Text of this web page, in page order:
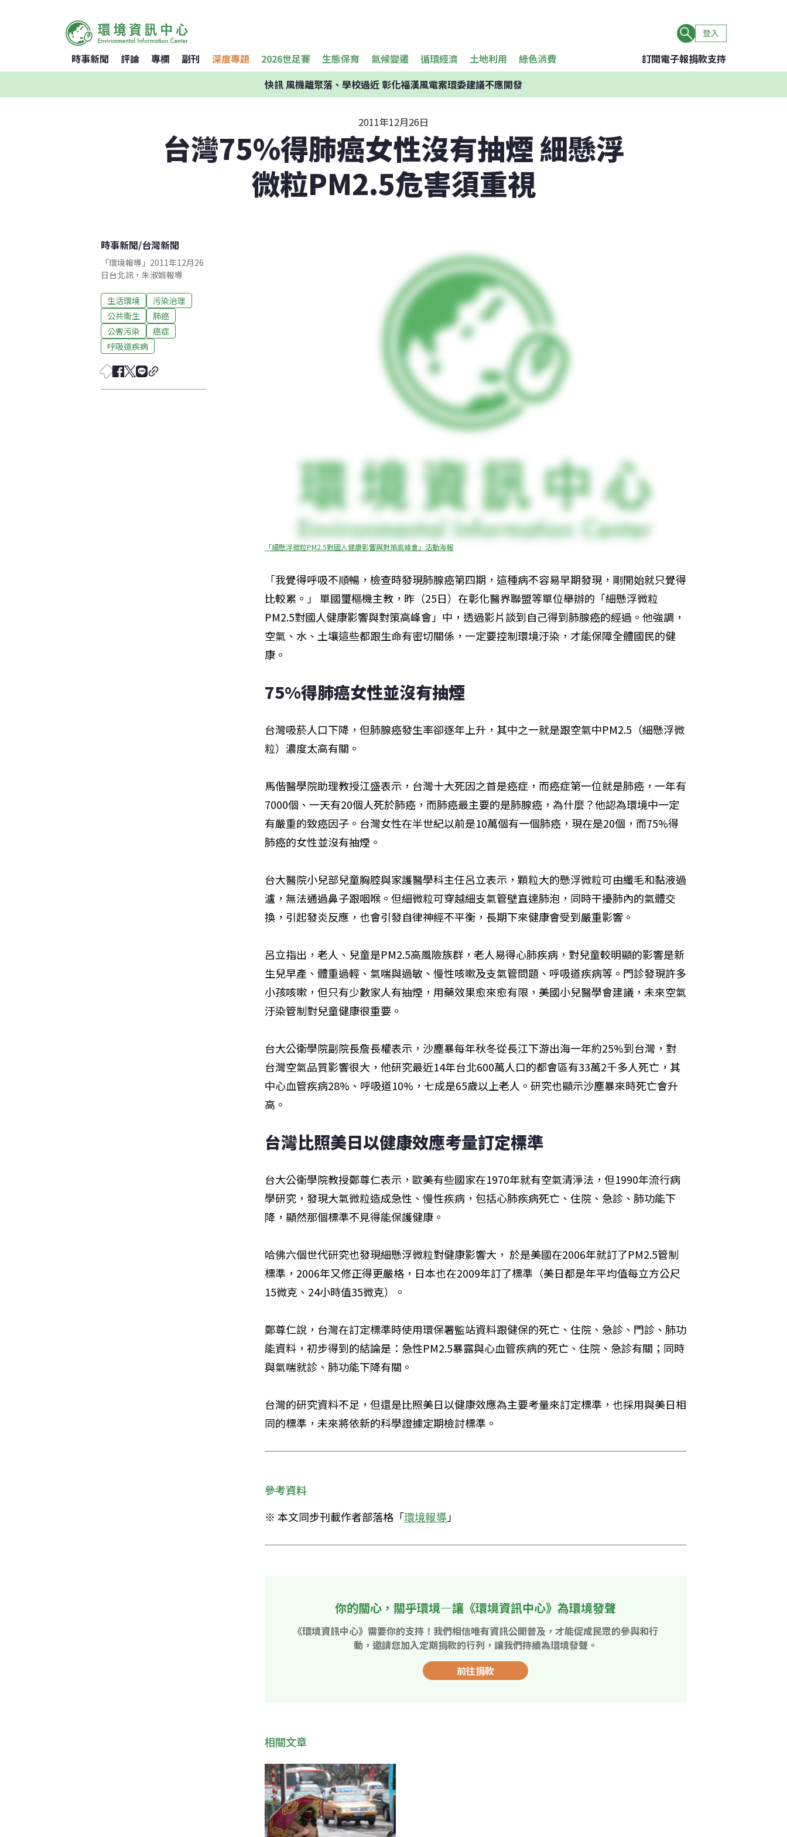
登入
時事新聞 評論 專欄 副刊 深度專題 2026世足賽 生態保育 氣候變遷 循環經濟 土地利用 綠色消費 訂閱電子報捐款支持
快訊風機離聚落、學校過近 彰化福漢風電案環委建議不應開發
2011年12月26日
台灣75%得肺癌女性沒有抽煙 細懸浮
微粒PM2.5危害須重視
時事新聞/台灣新聞
「環境報導」2011年12月26
日台北訊，朱淑娟報導
生活環境
污染治理
公共衛生
肺癌
公害污染
癌症
呼吸道疾病
「細懸浮微粒PM2.5對國人健康影響與對策高峰會」活動海報
「我覺得呼吸不順暢，檢查時發現肺腺癌第四期，這種病不容易早期發現，剛開始就只覺得
比較累。」 單國璽樞機主教，昨（25日）在彰化醫界聯盟等單位舉辦的「細懸浮微粒
PM2.5對國人健康影響與對策高峰會」中，透過影片談到自己得到肺腺癌的經過。他強調，
空氣、水、土壤這些都跟生命有密切關係，一定要控制環境汙染，才能保障全體國民的健
康。
75%得肺癌女性並沒有抽煙
台灣吸菸人口下降，但肺腺癌發生率卻逐年上升，其中之一就是跟空氣中PM2.5（細懸浮微
粒）濃度太高有關。
馬偕醫學院助理教授江盛表示，台灣十大死因之首是癌症，而癌症第一位就是肺癌，一年有
7000個、一天有20個人死於肺癌，而肺癌最主要的是肺腺癌，為什麼？他認為環境中一定
有嚴重的致癌因子。台灣女性在半世紀以前是10萬個有一個肺癌，現在是20個，而75%得
肺癌的女性並沒有抽煙。
台大醫院小兒部兒童胸腔與家護醫學科主任呂立表示，顆粒大的懸浮微粒可由纖毛和黏液過
瀘，無法通過鼻子跟咽喉。但細微粒可穿越細支氣管壁直達肺泡，同時干擾肺內的氣體交
換，引起發炎反應，也會引發自律神經不平衡，長期下來健康會受到嚴重影響。
呂立指出，老人、兒童是PM2.5高風險族群，老人易得心肺疾病，對兒童較明顯的影響是新
生兒早產、體重過輕、氣喘與過敏、慢性咳嗽及支氣管問題、呼吸道疾病等。門診發現許多
小孩咳嗽，但只有少數家人有抽煙，用藥效果愈來愈有限，美國小兒醫學會建議，未來空氣
汙染管制對兒童健康很重要。
台大公衛學院副院長詹長權表示，沙塵暴每年秋冬從長江下游出海一年約25%到台灣，對
台灣空氣品質影響很大，他研究最近14年台北600萬人口的都會區有33萬2千多人死亡，其
中心血管疾病28%、呼吸道10%，七成是65歲以上老人。研究也顯示沙塵暴來時死亡會升
高。
台灣比照美日以健康效應考量訂定標準
台大公衛學院教授鄭尊仁表示，歐美有些國家在1970年就有空氣清淨法，但1990年流行病
學研究，發現大氣微粒造成急性、慢性疾病，包括心肺疾病死亡、住院、急診、肺功能下
降，顯然那個標準不見得能保護健康。
哈佛六個世代研究也發現細懸浮微粒對健康影響大， 於是美國在2006年就訂了PM2.5管制
標準，2006年又修正得更嚴格，日本也在2009年訂了標準（美日都是年平均值每立方公尺
15微克、24小時值35微克）。
鄭尊仁說，台灣在訂定標準時使用環保署監站資料跟健保的死亡、住院、急診、門診、肺功
能資料，初步得到的結論是：急性PM2.5暴露與心血管疾病的死亡、住院、急診有關；同時
與氣喘就診、肺功能下降有關。
台灣的研究資料不足，但還是比照美日以健康效應為主要考量來訂定標準，也採用與美日相
同的標準，未來將依新的科學證據定期檢討標準。
參考資料
※ 本文同步刊載作者部落格「環境報導」
你的關心，關乎環境—讓《環境資訊中心》為環境發聲
《環境資訊中心》需要你的支持！我們相信唯有資訊公開普及，才能促成民眾的參與和行
動，邀請您加入定期捐款的行列，讓我們持續為環境發聲。
前往捐款
相關文章